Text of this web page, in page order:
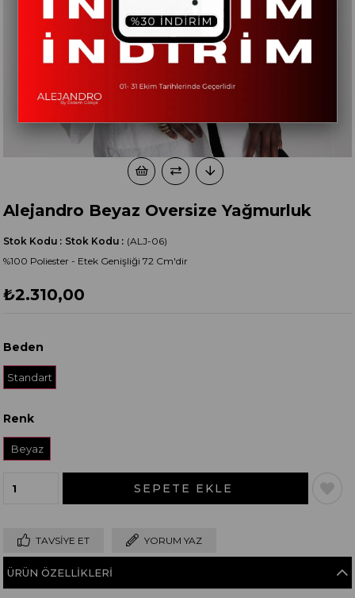
Alejandro Beyaz Oversize Yağmurluk
(ALJ-06)
Stok Kodu
Stok Kodu
%100 Poliester - Etek Genişliği 72 Cm'dir
₺2.310,00
Beden
Standart
Renk
Beyaz
TAVSIYE ET YORUM YAZ
ÜRÜN ÖZELLIKLERI